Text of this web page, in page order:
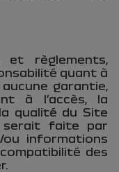
règlements,
quant à
garantie,
à l’accès, la
qualité du Site
serait faite par
ou informations
des